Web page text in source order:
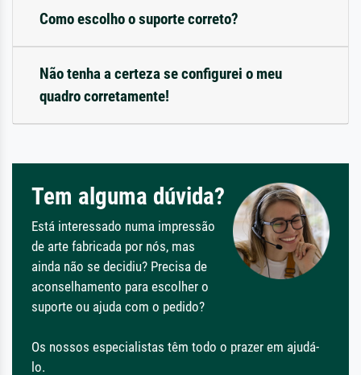
Como escolho o suporte correto?
Não tenha a certeza se configurei o meu
quadro corretamente!
Tem alguma dúvida?
Está interessado numa impressão
de arte fabricada por nós, mas
ainda não se decidiu? Precisa de
aconselhamento para escolher o
suporte ou ajuda com o pedido?
Os nossos especialistas têm todo o prazer em ajudá-
lo.